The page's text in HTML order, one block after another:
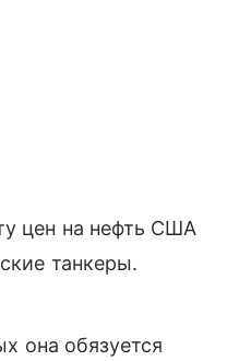
цен на нефть США
танкеры.
она обязуется